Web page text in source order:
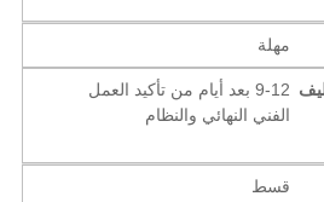
9-12 بعد أيام من تأكيد العمل
الفني النهائي والنظام